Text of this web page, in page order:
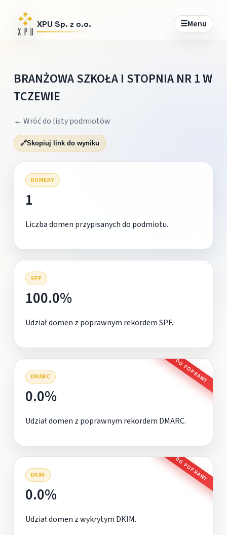
XPU Sp. z o.o. ☰Menu
BRANŻOWA SZKOŁA I STOPNIA NR 1 W
TCZEWIE
← Wróć do listy podmiotów
🔗Skopiuj link do wyniku
DOMENY
1
Liczba domen przypisanych do podmiotu.
SPF
100.0%
Udział domen z poprawnym rekordem SPF.
DMARC DO POPRAWY
0.0%
Udział domen z poprawnym rekordem DMARC.
DKIM DO POPRAWY
0.0%
Udział domen z wykrytym DKIM.